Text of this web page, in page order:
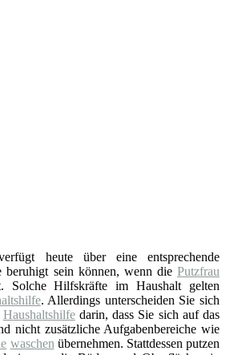
heute über eine entsprechende
beruhigt sein können, wenn die Putzfrau
Solche Hilfskräfte im Haushalt gelten
. Allerdings unterscheiden Sie sich
Haushaltshilfedarin, dass Sie sich auf das
nicht zusätzliche Aufgabenbereiche wie
waschen übernehmen. Stattdessen putzen